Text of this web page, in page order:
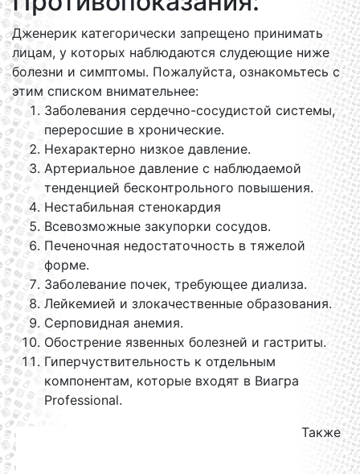
Дженерик категорически запрещено принимать
лицам, у которых наблюдаются слудеющие ниже
болезни и симптомы. Пожалуйста, ознакомьтесь с
этим списком внимательнее:
Заболевания сердечно-сосудистой системы,
переросшие в хронические.
Нехарактерно низкое давление.
Артериальное давление с наблюдаемой
тенденцией бесконтрольного повышения.
Нестабильная стенокардия
Всевозможные закупорки сосудов.
Печеночная недостаточность в тяжелой
форме.
Заболевание почек, требующее диализа.
Лейкемией и злокачественные образования.
Серповидная анемия.
Обострение язвенных болезней и гастриты.
Гиперчуствительность к отдельным
компонентам, которые входят в Виагра
Professional.
Также